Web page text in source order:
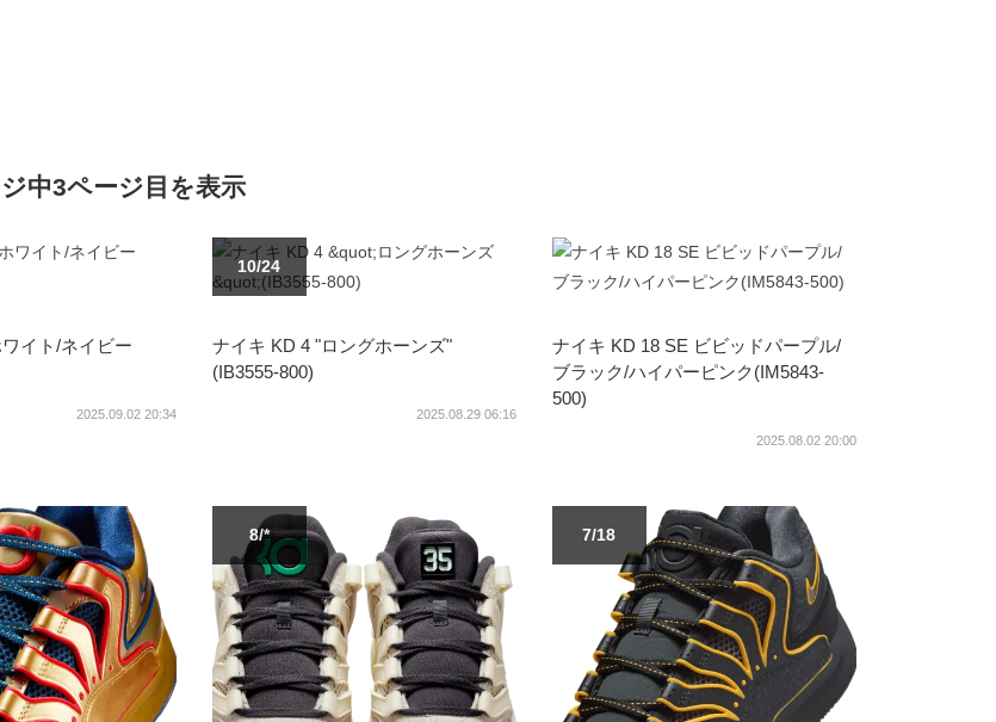
中3ページ目を表示
イト/ネイビー
2025.09.02 20:34
10/24
ナイキ KD 4 "ロングホーンズ"
(IB3555-800)
2025.08.29 06:16
ナイキ KD 18 SE ビビッドパープル/
ブラック/ハイパーピンク(IM5843-
500)
2025.08.02 20:00
8/* 7/18